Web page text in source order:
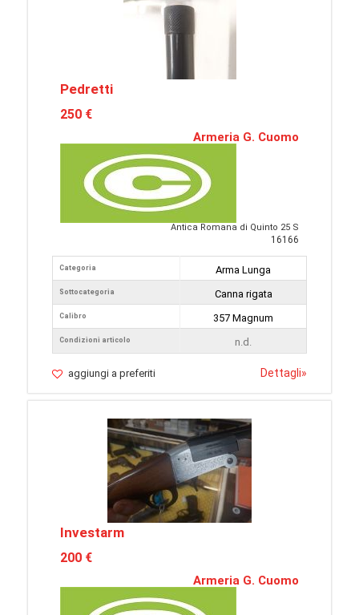
Pedretti
250 €
Armeria G. Cuomo
Antica Romana di Quinto 25 S
16166
Categoria
Sottocategoria
Calibro
Condizioni articolo
Arma Lunga
Canna rigata
357 Magnum
n.d.
aggiungi a preferiti Dettagli»
Investarm
200 €
Armeria G. Cuomo